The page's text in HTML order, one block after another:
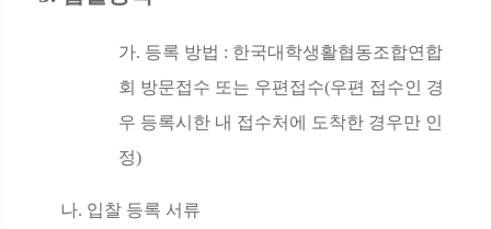
가. 등록 방법 : 한국대학생활협동조합연합
회 방문접수 또는 우편접수(우편 접수인 경
우 등록시한 내 접수처에 도착한 경우만 인
정)
나. 입찰 등록 서류